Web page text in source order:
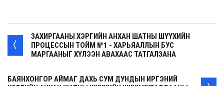
ЗАХИРГААНЫ ХЭРГИЙН АНХАН ШАТНЫ ШҮҮХИЙН
ПРОЦЕССЫН ТОЙМ №1 - ХАРЬЯАЛЛЫН БУС
МАРГААНЫГ ХҮЛЭЭН АВАХААС ТАТГАЛЗАНА
БАЯНХОНГОР АЙМАГ ДАХЬ СУМ ДУНДЫН ИРГЭНИЙ